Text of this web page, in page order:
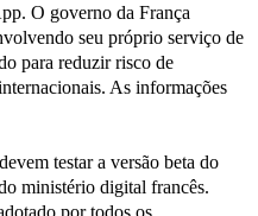
O governo da França
seu próprio serviço de
para reduzir risco de
As informações
testar a versão beta do
ministério digital francês.